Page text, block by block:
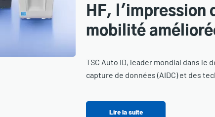
HF, l'impression
mobilité
TSC Auto ID, leader mondial dans
capture de données (AIDC) et des
Lire la suite